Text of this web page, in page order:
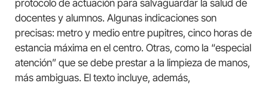
protocolo de actuación para salvaguardar la salud de
docentes y alumnos. Algunas indicaciones son
precisas: metro y medio entre pupitres, cinco horas de
estancia máxima en el centro. Otras, como la “especial
atención” que se debe prestar a la limpieza de manos,
más ambiguas. El texto incluye, además,